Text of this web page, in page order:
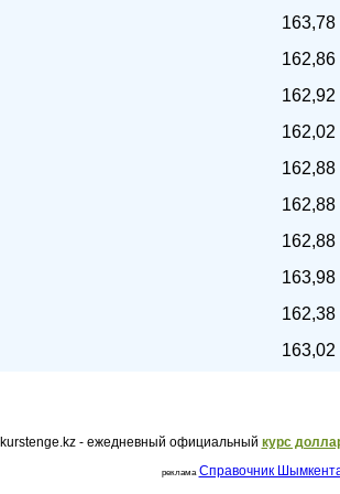
163,78
162,86
162,92
162,02
162,88
162,88
162,88
163,98
162,38
163,02
kurstenge.kz - ежедневный официальный курс
реклама Справочник